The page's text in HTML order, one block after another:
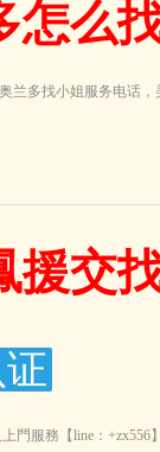
怎么
兰多找小姐服务电话
援交
服務【line：+zx556